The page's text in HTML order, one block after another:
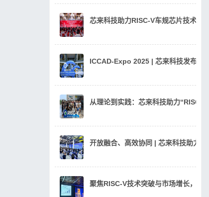
芯来科技助力RISC-V车规芯片技术与
ICCAD-Expo 2025 | 芯来科技发布
从理论到实践：芯来科技助力“RISC-
开放融合、高效协同 | 芯来科技助力
聚焦RISC-V技术突破与市场增长，芯